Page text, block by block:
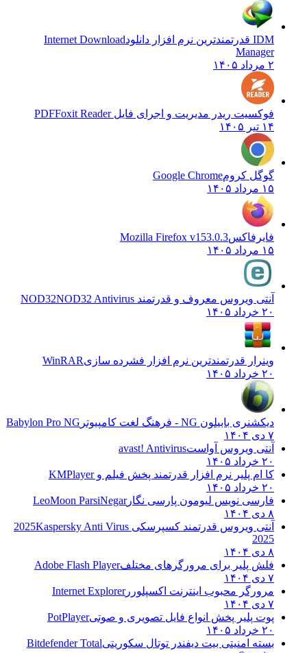
IDM قدرتمندترین نرم افزار دانلود
Internet Download
Manager
۲ مرداد ۱۴۰۵
فوکسیت ریدر مدیریت و اجرای فایل PDFFoxit Reader
۱۴ تیر ۱۴۰۵
گوگل کرومGoogle Chrome
۱۵ مرداد ۱۴۰۵
فایرفاکسMozilla Firefox v153.0.3
۱۵ مرداد ۱۴۰۵
آنتی ویروس معروف و قدرتمند NOD32 NOD32 Antivirus
۲۰ خرداد ۱۴۰۵
وینرار قدرتمندترین نرم افزار فشرده سازیWinRAR
۲۰ خرداد ۱۴۰۵
دیکشنری بابیلون NG - فرهنگ لغت کامپیوتر
Babylon Pro NG
۷ دی ۱۴۰۴
آنتی ویروس آواستavast! Antivirus
۲۰ خرداد ۱۴۰۵
کا ام پلیر نرم افزار قدرتمند پخش فیلم وKMPlayer
۲۰ خرداد ۱۴۰۵
فارسی نویس لیومون پارسی نگارLeoMoon ParsiNegar
۸ دی ۱۴۰۴
آنتی ویروس قدرتمند کسپرسکی 2025 Kaspersky Anti Virus
2025
۸ دی ۱۴۰۴
فلش پلیر برای مرورگرهای مختلفAdobe Flash Player
۷ دی ۱۴۰۴
مرورگر محبوب اینترنت اکسپلوررInternet Explorer
۷ دی ۱۴۰۴
پوت پلیر پخش انواع فایل تصویری و صوتیPotPlayer
۲۰ خرداد ۱۴۰۵
بسته امنیتی بیت دیفندر توتال سکوریتیBitdefender Total